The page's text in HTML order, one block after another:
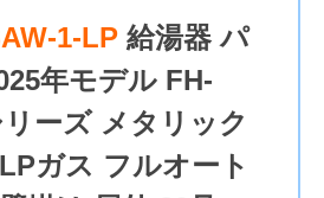
1-LP給湯器 パ
年モデル FH-
ーズ メタリック
ガス フルオート